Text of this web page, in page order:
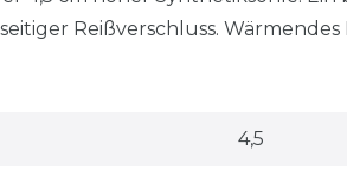
Reißverschluss.
4,5